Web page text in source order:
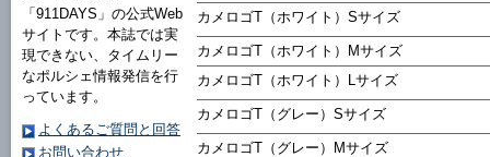
カメロゴT（ホワイト）Sサイズ
カメロゴT（ホワイト）Mサイズ
カメロゴT（ホワイト）Lサイズ
カメロゴT（グレー）Sサイズ
カメロゴT（グレー）Mサイズ
「911DAYS」の公式Web
サイトです。本誌では実
現できない、タイムリー
なポルシェ情報発信を行
っています。
よくあるご質問と回答
お問い合わせ